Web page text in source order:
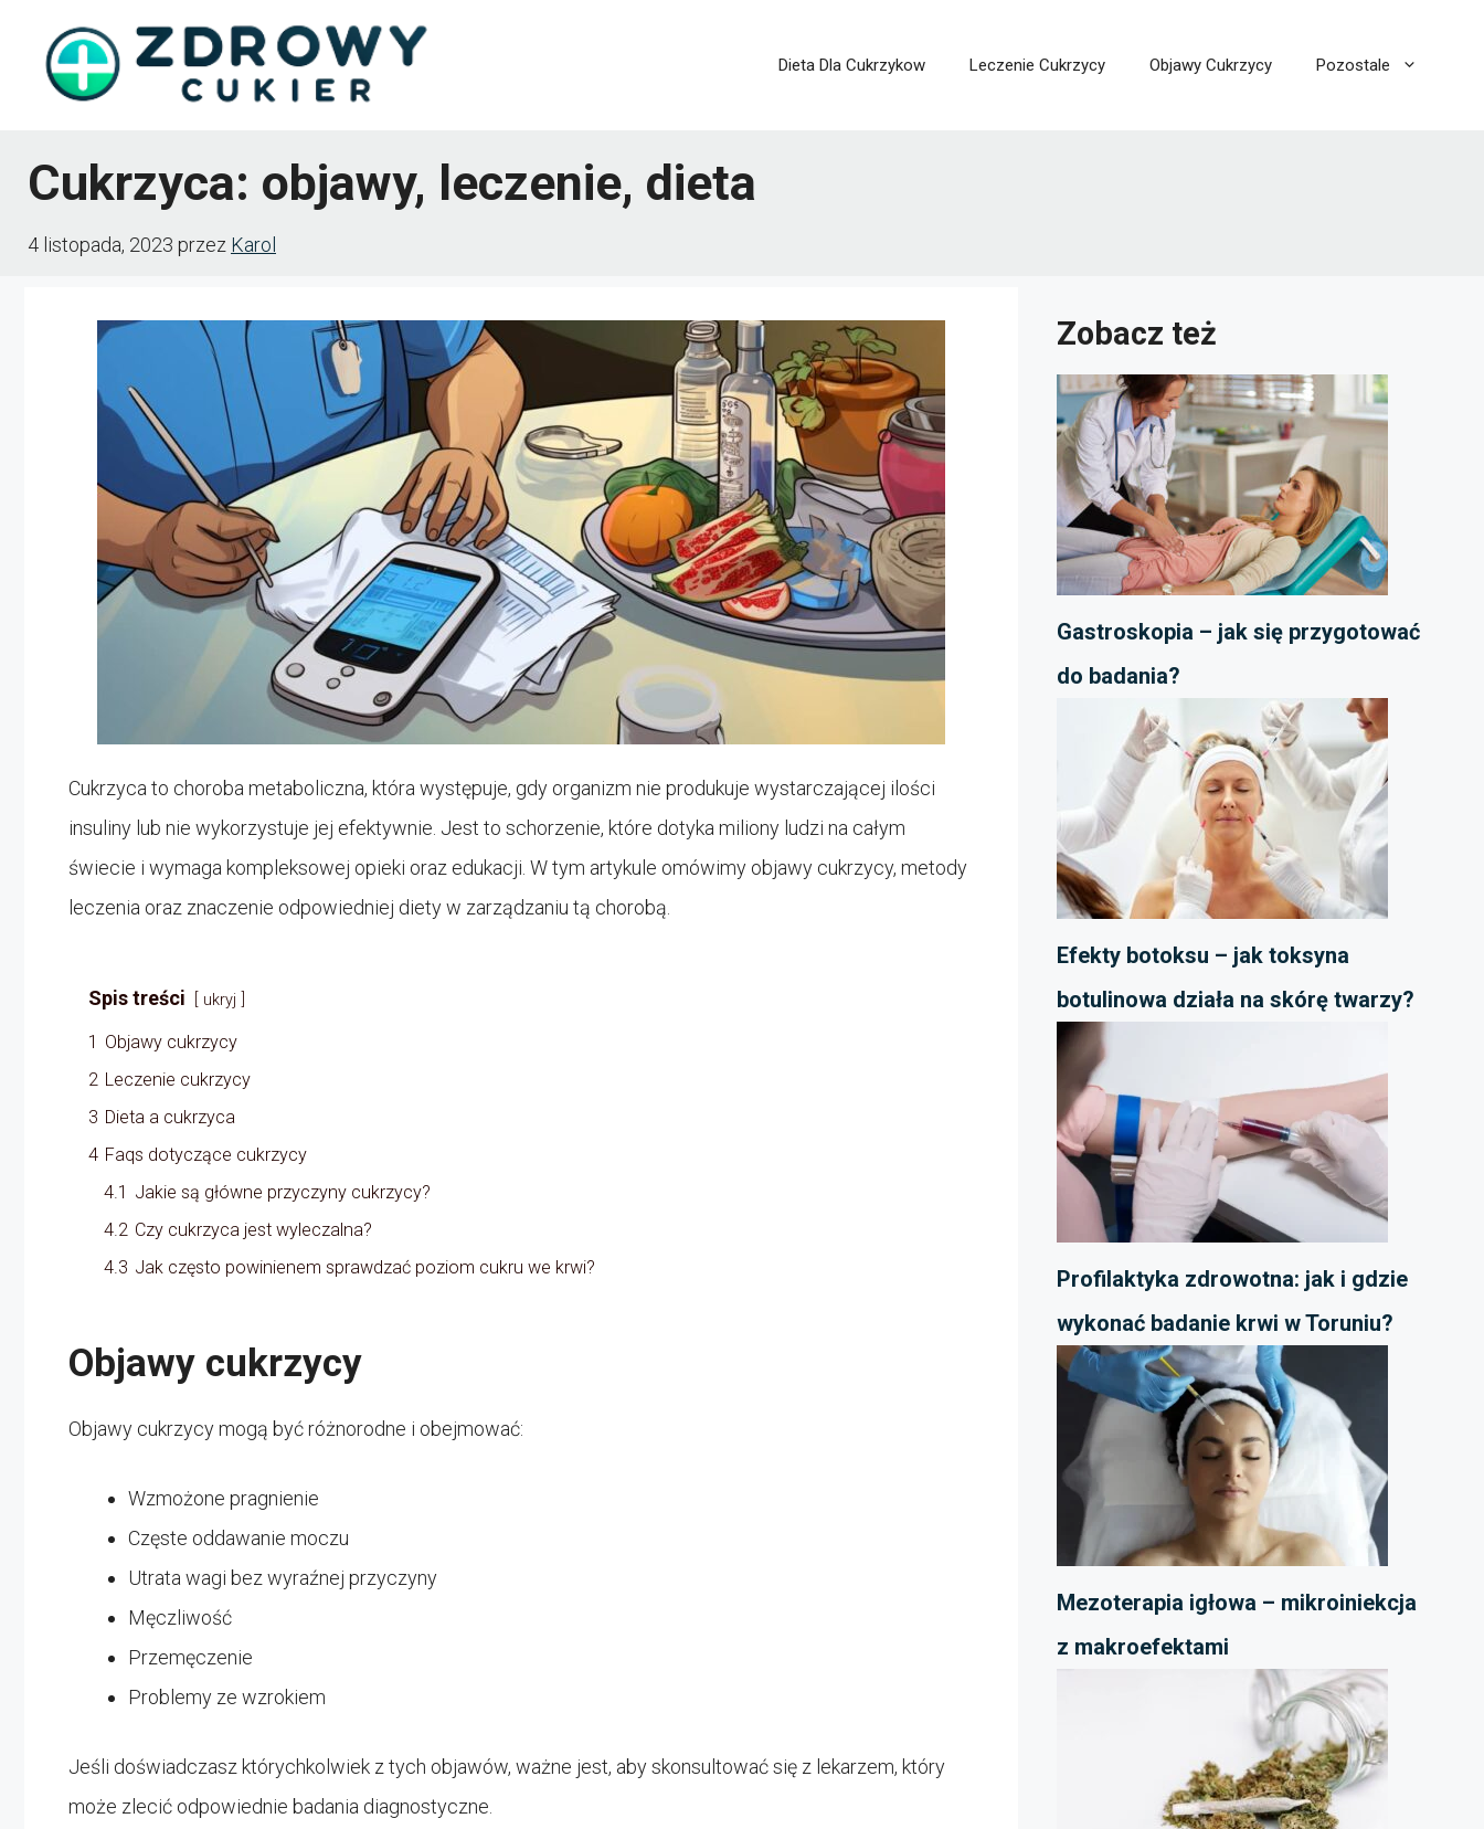
Dieta Dla Cukrzykow Leczenie Cukrzycy Objawy Cukrzycy Pozostale
Cukrzyca: objawy, leczenie, dieta
4 listopada, 2023 przez Karol
Cukrzyca to choroba metaboliczna, która występuje, gdy organizm nie produkuje wystarczającej ilości
insuliny lub nie wykorzystuje jej efektywnie. Jest to schorzenie, które dotyka miliony ludzi na całym
świecie i wymaga kompleksowej opieki oraz edukacji. W tym artykule omówimy objawy cukrzycy, metody
leczenia oraz znaczenie odpowiedniej diety w zarządzaniu tą chorobą.
Spis treści ukryj
1 Objawy cukrzycy
2 Leczenie cukrzycy
3 Dieta a cukrzyca
4 Faqs dotyczące cukrzycy
4.1 Jakie są główne przyczyny cukrzycy?
4.2 Czy cukrzyca jest wyleczalna?
4.3 Jak często powinienem sprawdzać poziom cukru we krwi?
Objawy cukrzycy
Objawy cukrzycy mogą być różnorodne i obejmować:
Wzmożone pragnienie
Częste oddawanie moczu
Utrata wagi bez wyraźnej przyczyny
Męczliwość
Przemęczenie
Problemy ze wzrokiem
Jeśli doświadczasz którychkolwiek z tych objawów, ważne jest, aby skonsultować się z lekarzem, który
może zlecić odpowiednie badania diagnostyczne.
Zobacz też
Gastroskopia – jak się przygotować
do badania?
Efekty botoksu – jak toksyna
botulinowa działa na skórę twarzy?
Profilaktyka zdrowotna: jak i gdzie
wykonać badanie krwi w Toruniu?
Mezoterapia igłowa – mikroiniekcja
z makroefektami